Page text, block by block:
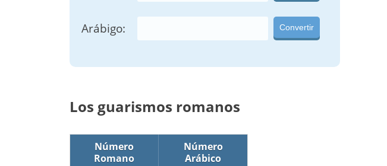
Arábigo: Convertir
Los guarismos romanos
Número
Romano
Número
Arábico